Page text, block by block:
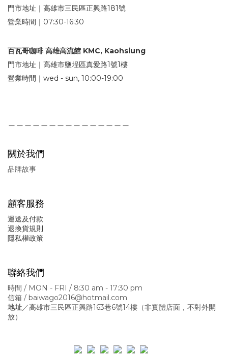
門市地址｜高雄市三民區正興路181號
營業時間｜07:30-16:30
百瓦哥咖啡 高雄高流館 KMC, Kaohsiung
門市地址｜高雄市鹽埕區真愛路1號1樓
營業時間｜wed - sun, 10:00-19:00
關於我們
品牌故事
顧客服務
運送及付款
退換貨規則
隱私權政策
聯絡我們
時間 / MON - FRI / 8:30 am - 17:30 pm
信箱 / baiwago2016@hotmail.com
地址／高雄市三民區正興路163巷6號14樓 （非實體店面，不對外開
放）